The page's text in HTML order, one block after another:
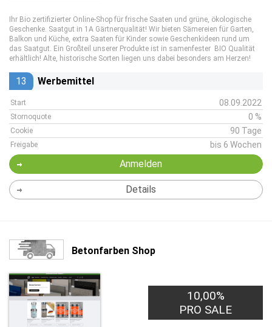
Ihr Bio zertifizierter Online-Shop für frische Saaten und grüne, ökologische
Geschenke. Saatgut in 1A Gärtnerqualität! Wir bieten Sämereien für Garten,
Balkon und Küche, extra Saaten für Kinder sowie Geschenkideen rund um
das Saatgut. Ein Großteil unserer Produkte ist in samenfester BIO Qualität
erhältlich! Alte, historische Sorten liegen uns dabei besonders am Herzen!
13 Werbemittel
Start 08.09.2022
Stornoquote 0 %
Cookie 90 Tage
Freigabe bis 6 Wochen
Anmelden
Details
Betonfarben Shop
10,00%
PRO SALE